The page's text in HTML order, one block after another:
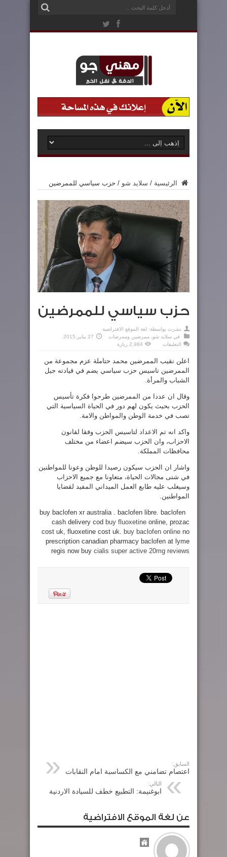
الرئيسية / سلايد شو / حزب سياسي للممرضين
حزب سياسي للممرضين
نشرت بواسطة: لغة الموقع الافتراضية
في سلايد شو, ممرضين وممرضات
27 يناير,2015
التعليقات
للممرضين
2,984 زيارة
اعلن نقيب الممرضين محمد حتاملة عزم مجموعة من
الممرضين تاسيس حزب سياسي يضم في قيادته جيل
الشباب والمرأة.
وقال ان عددا من الممرضين طرحوا فكرة تأسيس
الحزب بحيث يكون لهم دور في الحياة السياسية التي
تصب في خدمة الوطن والمواطن والامة.
واكد انه تم الاعداد لتاسيس الحزب وفقا لقانون
الاحزاب، وان الحزب سيضم اعضاء من مختلف
محافظات المملكة.
واشار ان الحزب سيكون رصيدا للوطن وعونا للمواطنين
في شتى مجالات الحياة، متعاونا مع جميع الاحزاب
وسيغلب عليه طابع العمل الميداني المفيد لقضايا
المواطنين.
buy baclofen xr australia . baclofen libre. baclofen
cash delivery cod buy fluoxetine online, prozac
cost uk, fluoxetine cost uk. buy baclofen online no
prescription canadian pharmacy baclofen at lyme
regis now buy cialis super active 20mg reviews
السابق:
اعتصام تضامني مع الكساسبة امام النقابات
التالي:
ابوغنيمة: التطبيع خطف للسيادة الاردنية
عن لغة الموقع الافتراضية